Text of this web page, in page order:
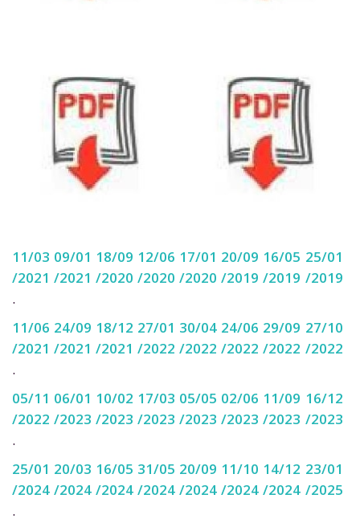
11/03
/2021
09/01
/2021
18/09
/2020
12/06
/2020
17/01
/2020
20/09
/2019
16/05
/2019
25/01
/2019
.
11/06
/2021
24/09
/2021
18/12
/2021
27/01
/2022
30/04
/2022
24/06
/2022
29/09
/2022
27/10
/2022
.
05/11
/2022
06/01
/2023
10/02
/2023
17/03
/2023
05/05
/2023
02/06
/2023
11/09
/2023
16/12
/2023
.
25/01
/2024
20/03
/2024
16/05
/2024
31/05
/2024
20/09
/2024
11/10
/2024
14/12
/2024
23/01
/2025
.